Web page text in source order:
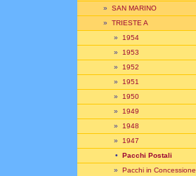
» SAN MARINO
» TRIESTE A
» 1954
» 1953
» 1952
» 1951
» 1950
» 1949
» 1948
» 1947
• Pacchi Postali
» Pacchi in Concessione